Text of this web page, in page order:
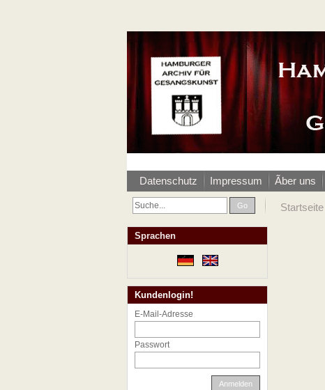
Datenschutz Impressum Ãber uns
Go Startseite
Sprachen
Kundenlogin!
E-Mail-Adresse
Passwort
Anmelden